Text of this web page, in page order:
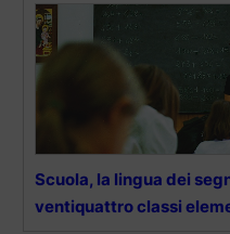
Scuola, la lingua dei
ventiquattro classi